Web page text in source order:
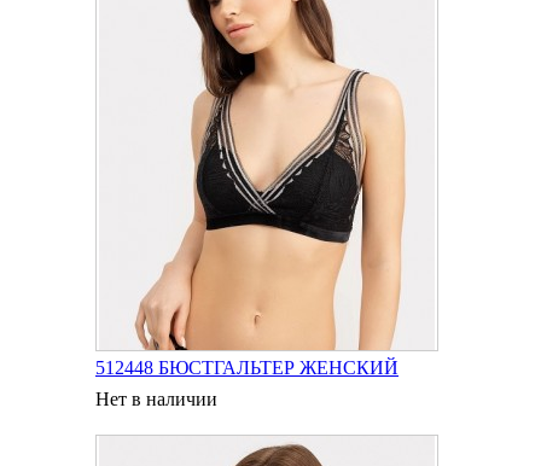
512448 БЮСТГАЛЬТЕР ЖЕНСКИЙ
Нет в наличии